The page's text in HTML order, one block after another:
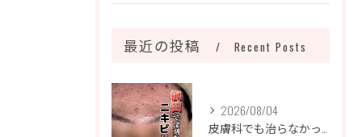
最近の投稿 Recent Posts
2026/08/04
皮膚科でも治らなかったニキビ、諦めるのはまだ早いです！